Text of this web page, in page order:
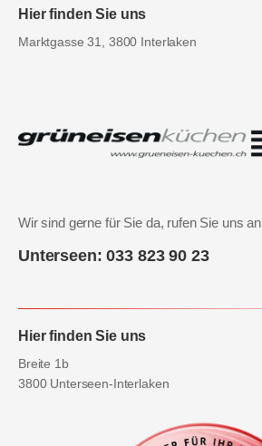
Hier finden Sie uns
Marktgasse 31, 3800 Interlaken
Wir sind gerne für Sie da, rufen Sie uns an
Unterseen: 033 823 90 23
Hier finden Sie uns
Breite 1b
3800 Unterseen-Interlaken